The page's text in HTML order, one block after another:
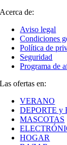
Acerca de:
Aviso legal
Condiciones
Política de
Seguridad
Programa de
Las ofertas en:
VERANO
DEPORTE y
MASCOTAS
HOGAR